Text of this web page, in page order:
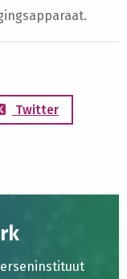
Twitter